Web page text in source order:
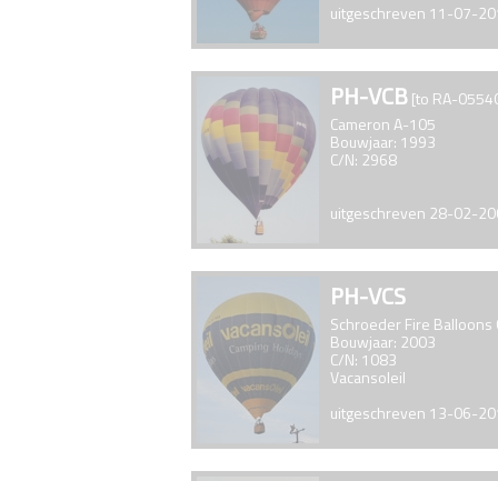
uitgeschreven 11-07-
PH-VCB[to RA-
Cameron A-105
Bouwjaar: 1993
C/N: 2968
uitgeschreven 28-02-
PH-VCS
Schroeder Fire Balloons
Bouwjaar: 2003
C/N: 1083
Vacansoleil
uitgeschreven 13-06-